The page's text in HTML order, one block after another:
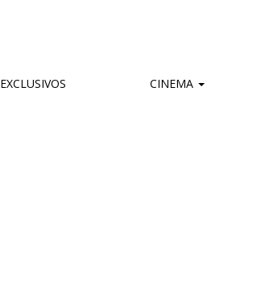
EXCLUSIVOS CINEMA